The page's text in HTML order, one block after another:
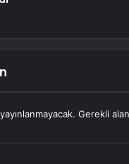
Gerekli